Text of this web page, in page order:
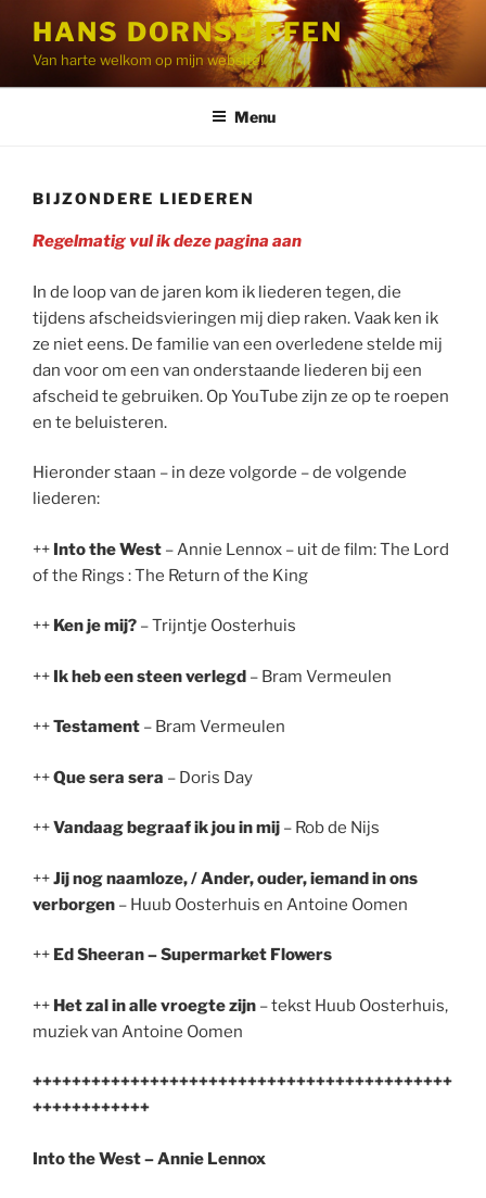
inhoud
HANS DORNSEIFFEN
Van harte welkom op mijn website!
Menu
BIJZONDERE LIEDEREN
Regelmatig vul ik deze pagina aan
In de loop van de jaren kom ik liederen tegen, die
tijdens afscheidsvieringen mij diep raken. Vaak ken ik
ze niet eens. De familie van een overledene stelde mij
dan voor om een van onderstaande liederen bij een
afscheid te gebruiken. Op YouTube zijn ze op te roepen
en te beluisteren.
Hieronder staan – in deze volgorde – de volgende
liederen:
++ Into the West – Annie Lennox – uit de film: The Lord
of the Rings : The Return of the King
++ Ken je mij? – Trijntje Oosterhuis
++ Ik heb een steen verlegd – Bram Vermeulen
++Testament – Bram Vermeulen
++Que sera sera – Doris Day
++Vandaag begraaf ik jou in mij – Rob de Nijs
++Jij nog naamloze, / Ander, ouder, iemand in ons
verborgen – Huub Oosterhuis en Antoine Oomen
++ Ed Sheeran – Supermarket Flowers
++ Het zal in alle vroegte zijn – tekst Huub Oosterhuis,
muziek van Antoine Oomen
+++++++++++++++++++++++++++++++++++++++++++
++++++++++++
Into the West – Annie Lennox